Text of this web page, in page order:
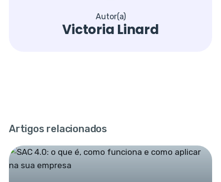
Autor(a)
Victoria Linard
Artigos relacionados